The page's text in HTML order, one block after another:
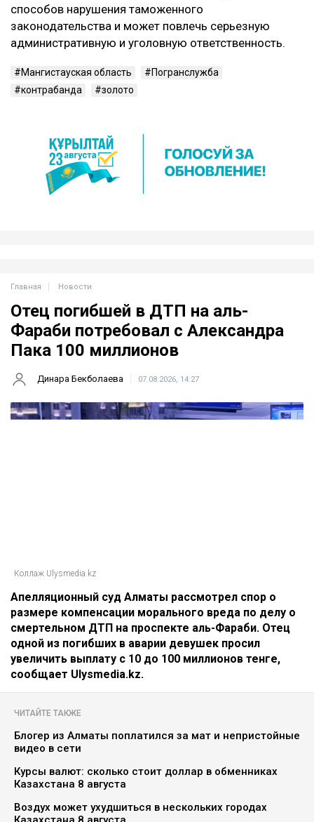
способов нарушения таможенного
законодательства и может повлечь серьезную
административную и уголовную ответственность.
Мангистауская область
Погранслужба
контрабанда
золото
Главная Новости
Отец погибшей в ДТП на аль-
Фараби потребовал с Александра
Пака 100 миллионов
Динара Бекболаева 07.08.2026, 14:27
Коллаж Ulysmedia.kz
Апелляционный суд Алматы рассмотрел спор о
размере компенсации морального вреда по делу о
смертельном ДТП на проспекте аль-Фараби. Отец
одной из погибших в аварии девушек просил
увеличить выплату с 10 до 100 миллионов тенге,
сообщает Ulysmedia.kz.
ЧИТАЙТЕ ТАКЖЕ
Блогер из Алматы поплатился за мат и непристойные
видео в сети
Курсы валют: сколько стоит доллар в обменниках
Казахстана 8 августа
Воздух может ухудшиться в нескольких городах